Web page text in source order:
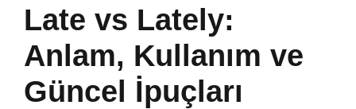
Late vs Lately:
Anlam, Kullanım ve
Güncel İpuçları